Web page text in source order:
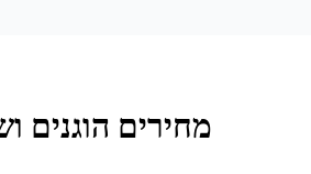
מחירים הוגנים